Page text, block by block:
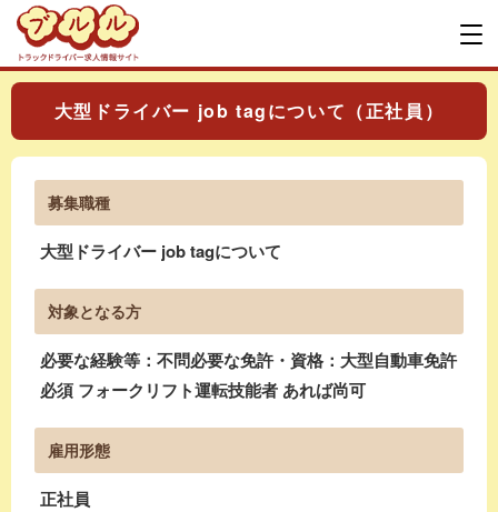
大型ドライバー job tagについて（正社員）
募集職種
大型ドライバー job tagについて
対象となる方
必要な経験等：不問必要な免許・資格：大型自動車免許
必須 フォークリフト運転技能者 あれば尚可
雇用形態
正社員